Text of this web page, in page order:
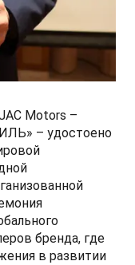
000 ₽*
000 ₽*
T8 Пикап
000 ₽*
Motors –
– удостоено
бренда, где
в развитии